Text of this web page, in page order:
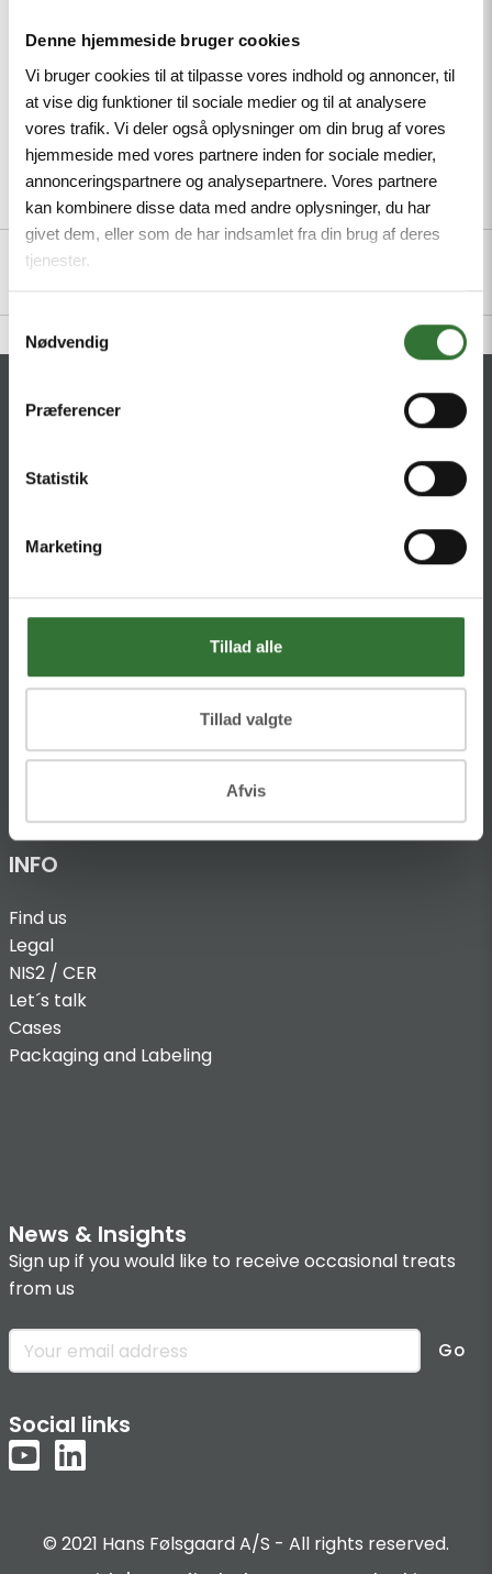
Denne hjemmeside bruger cookies
Vi bruger cookies til at tilpasse vores indhold og annoncer, til
at vise dig funktioner til sociale medier og til at analysere
vores trafik. Vi deler også oplysninger om din brug af vores
hjemmeside med vores partnere inden for sociale medier,
annonceringspartnere og analysepartnere. Vores partnere
kan kombinere disse data med andre oplysninger, du har
givet dem, eller som de har indsamlet fra din brug af deres
tjenester.
Samtykkevalg
Nødvendig
Præferencer
Statistik
Marketing
Tillad alle
Tillad valgte
Afvis
Minimum order quantity: 1
Description Specifications Files
CONTACT
Theilgaards Torv 1
DK-8680 RY
@:denmark@folsgaard.com
INFO
Find us
Legal
NIS2 / CER
Let´s talk
Cases
Packaging and Labeling
News & Insights
Sign up if you would like to receive occasional treats
from us
Go
Social links
© 2021 Hans Følsgaard A/S - All rights reserved.